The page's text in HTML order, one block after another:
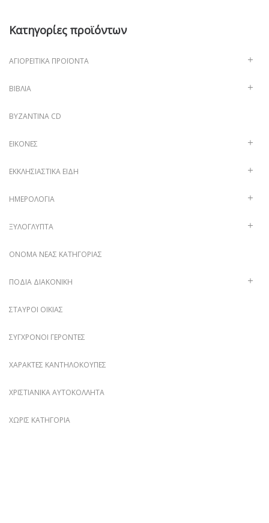
Κατηγορίες προϊόντων
ΑΓΙΟΡΕΊΤΙΚΑ ΠΡΟΪΌΝΤΑ
ΒΙΒΛΊΑ
ΒΥΖΑΝΤΙΝΑ CD
ΕΙΚΌΝΕΣ
ΕΚΚΛΗΣΙΑΣΤΙΚΆ ΕΊΔΗ
ΗΜΕΡΟΛΌΓΙΑ
ΞΥΛΌΓΛΥΠΤΑ
ΌΝΟΜΑ ΝΈΑΣ ΚΑΤΗΓΟΡΊΑΣ
ΠΟΔΙΆ ΔΙΑΚΟΝΙΚΉ
ΣΤΑΥΡΟΊ ΟΙΚΊΑΣ
ΣΎΓΧΡΟΝΟΙ ΓΈΡΟΝΤΕΣ
ΧΑΡΑΚΤΈΣ ΚΑΝΤΗΛΌΚΟΥΠΕΣ
ΧΡΙΣΤΙΑΝΙΚΆ ΑΥΤΟΚΌΛΛΗΤΑ
ΧΩΡΊΣ ΚΑΤΗΓΟΡΊΑ